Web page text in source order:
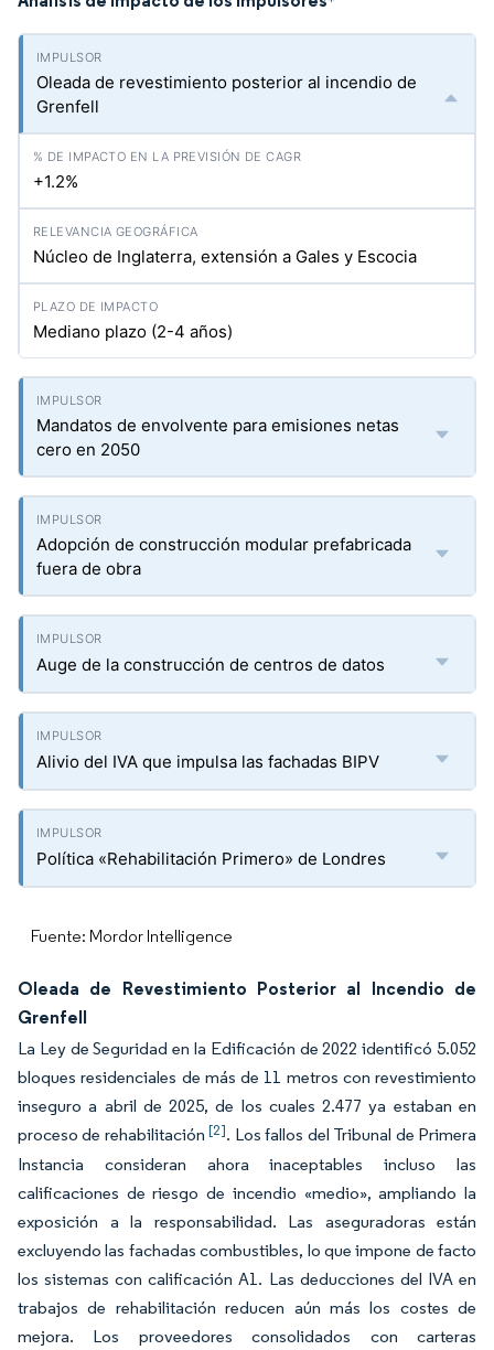
Oleada de revestimiento posterior al incendio de
Grenfell
+1.2%
Núcleo de Inglaterra, extensión a Gales y Escocia
Mediano plazo (2-4 años)
Mandatos de envolvente para emisiones netas
cero en 2050
Adopción de construcción modular prefabricada
fuera de obra
Auge de la construcción de centros de datos
Alivio del IVA que impulsa las fachadas BIPV
Política «Rehabilitación Primero» de Londres
Fuente: Mordor Intelligence
Oleada de Revestimiento Posterior al Incendio de
Grenfell
La Ley de Seguridad en la Edificación de 2022 identificó 5.052
bloques residenciales de más de 11 metros con revestimiento
inseguro a abril de 2025, de los cuales 2.477 ya estaban en
proceso de rehabilitación[2]. Los fallos del Tribunal de Primera
Instancia consideran ahora inaceptables incluso las
calificaciones de riesgo de incendio «medio», ampliando la
exposición a la responsabilidad. Las aseguradoras están
excluyendo las fachadas combustibles, lo que impone de facto
los sistemas con calificación A1. Las deducciones del IVA en
trabajos de rehabilitación reducen aún más los costes de
mejora. Los proveedores consolidados con carteras